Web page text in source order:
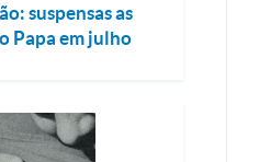
suspensas as
Papa em julho